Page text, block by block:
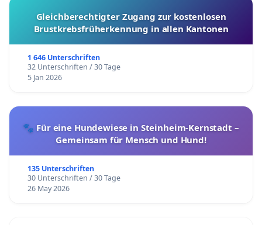
Gleichberechtigter Zugang zur kostenlosen
Brustkrebsfrüherkennung in allen Kantonen
1 646 Unterschriften
32 Unterschriften / 30 Tage
5 Jan 2026
🐾 Für eine Hundewiese in Steinheim-Kernstadt –
Gemeinsam für Mensch und Hund!
135 Unterschriften
30 Unterschriften / 30 Tage
26 May 2026